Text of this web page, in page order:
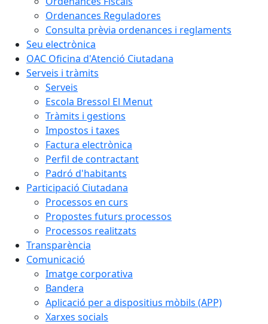
Ordenances Reguladores
Consulta prèvia ordenances i reglaments
Seu electrònica
OAC Oficina d'Atenció Ciutadana
Serveis i tràmits
Serveis
Escola Bressol El Menut
Tràmits i gestions
Impostos i taxes
Factura electrònica
Perfil de contractant
Padró d'habitants
Participació Ciutadana
Processos en curs
Propostes futurs processos
Processos realitzats
Transparència
Comunicació
Imatge corporativa
Bandera
Aplicació per a dispositius mòbils (APP)
Xarxes socials